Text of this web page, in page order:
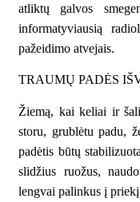
atliktų galvos
informatyviausią
pažeidimo atvejais.
TRAUMŲ PADĖS
Žiemą, kai keliai ir
storu, grublėtu padu,
padėtis būtų
slidžius ruožus,
lengvai palinkus į